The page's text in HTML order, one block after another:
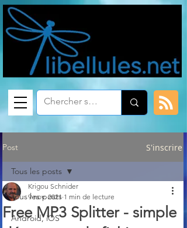
Post S'inscrire
Tous les posts
Android, iOS
Tous les posts
Free MP3 Splitter - simple
Krigou Schnider
9 nov. 2021 1 min de lecture